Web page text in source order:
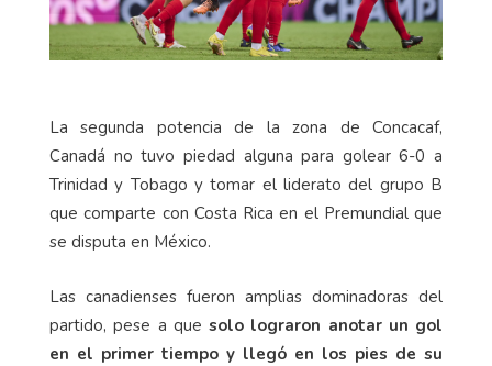
La segunda potencia de la zona de Concacaf,
Canadá no tuvo piedad alguna para golear 6-0 a
Trinidad y Tobago y tomar el liderato del grupo B
que comparte con Costa Rica en el Premundial que
se disputa en México.
Las canadienses fueron amplias dominadoras del
partido, pese a que solo lograron anotar un gol
en el primer tiempo y llegó en los pies de su